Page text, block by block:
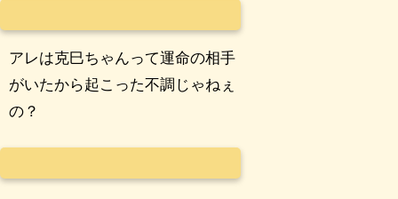
アレは克巳ちゃんって運命の相手
がいたから起こった不調じゃねぇ
の？